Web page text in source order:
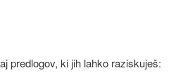
predlogov, ki jih lahko raziskuješ: